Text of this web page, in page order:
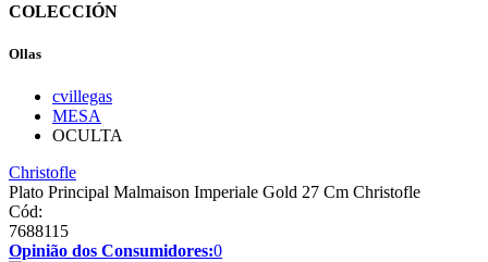
COLECCIÓN
Ollas
cvillegas
MESA
OCULTA
Christofle
Plato Principal Malmaison Imperiale Gold 27 Cm Christofle
Cód:
7688115
Opinião dos Consumidores:0